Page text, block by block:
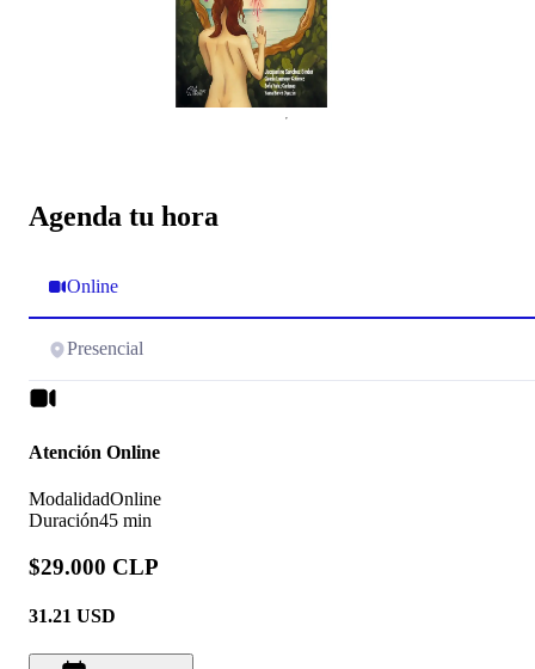
Agenda tu hora
Online
Presencial
Atención Online
ModalidadOnline
Duración45 min
$29.000 CLP
31.21 USD